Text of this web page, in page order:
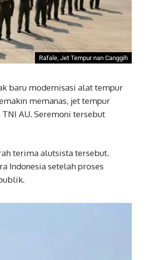
Rafale, Jet Tempur nan Canggih
baru modernisasi alat tempur
memanas, jet tempur
AU. Seremoni tersebut
terima alutsista tersebut.
Indonesia setelah proses